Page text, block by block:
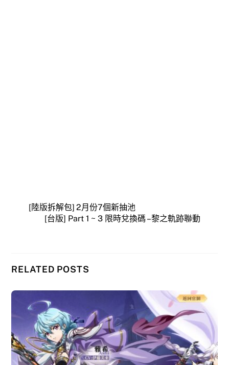
[陸版拆解包] 2月份7個新抽池
[台版] Part 1 ~ 3 限時兌換碼 – 黎之軌跡聯動
RELATED POSTS